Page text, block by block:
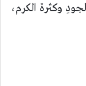
وكثرة الكرم،